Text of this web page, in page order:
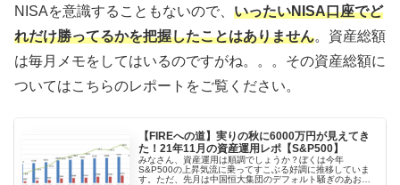
NISAを意識することもないので、 いったいNISA口座でど
れだけ勝ってるかを把握したことはありません。資産総額
は毎月メモをしてはいるのですがね。。。その資産総額に
ついてはこちらのレポートをご覧ください。
【FIREへの道】実りの秋に6000万円が見えてき
た！21年11月の資産運用レポ【S&P500】
みなさん、資産運用は順調でしょうか？ぼくは今年
S&P500の上昇気流に乗ってすこぶる好調に推移していま
す。ただ、先月は中国恒大集団のデフォルト騒ぎのあおり